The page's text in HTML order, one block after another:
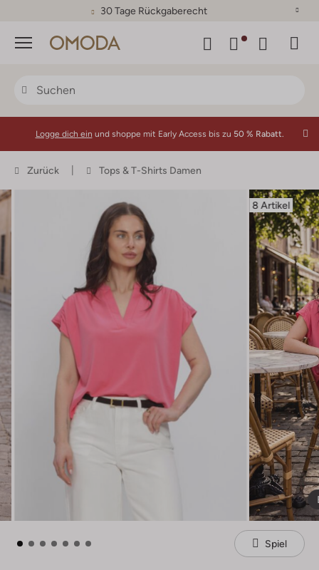
30 Tage Rückgaberecht
Menü
Logge dich ein und shoppe mit Early Access bis zu 50 % Rabatt.
Zurück Tops & T-Shirts Damen
8 Artikel
Spiel